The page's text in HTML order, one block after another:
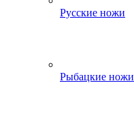
Русские ножи
Рыбацкие ножи